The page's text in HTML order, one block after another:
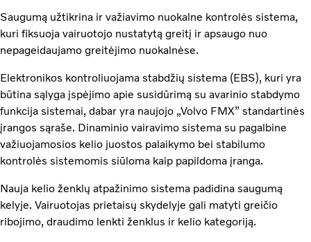
Saugumą užtikrina ir važiavimo nuokalne kontrolės sistema,
kuri fiksuoja vairuotojo nustatytą greitį ir apsaugo nuo
nepageidaujamo greitėjimo nuokalnėse.
Elektronikos kontroliuojama stabdžių sistema (EBS), kuri yra
būtina sąlyga įspėjimo apie susidūrimą su avarinio stabdymo
funkcija sistemai, dabar yra naujojo „Volvo FMX” standartinės
įrangos sąraše. Dinaminio vairavimo sistema su pagalbine
važiuojamosios kelio juostos palaikymo bei stabilumo
kontrolės sistemomis siūloma kaip papildoma įranga.
Nauja kelio ženklų atpažinimo sistema padidina saugumą
kelyje. Vairuotojas prietaisų skydelyje gali matyti greičio
ribojimo, draudimo lenkti ženklus ir kelio kategoriją.